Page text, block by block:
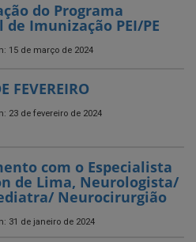
do Programa
de Imunização PEI/PE
15 de março de 2024
FEVEREIRO
23 de fevereiro de 2024
com o Especialista
de Lima, Neurologista/
Neurocirurgião
31 de janeiro de 2024